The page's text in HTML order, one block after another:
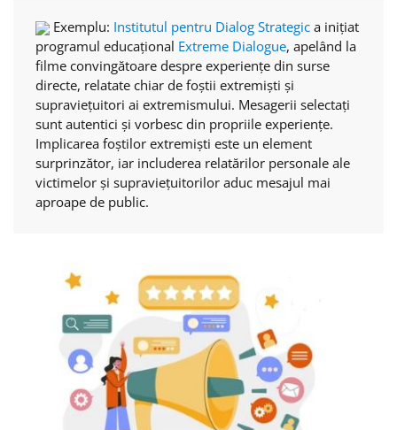
Exemplu: Institutul pentru Dialog Strategic a inițiat
programul educațional Extreme Dialogue, apelând la
filme convingătoare despre experiențe din surse
directe, relatate chiar de foștii extremiști și
supraviețuitori ai extremismului. Mesagerii selectați
sunt autentici și vorbesc din propriile experiențe.
Implicarea foștilor extremiști este un element
surprinzător, iar includerea relatărilor personale ale
victimelor și supraviețuitorilor aduc mesajul mai
aproape de public.